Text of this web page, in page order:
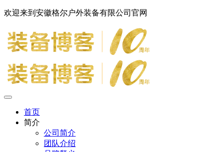
欢迎来到安徽格尔户外装备有限公司官网
首页
简介
公司简介
团队介绍